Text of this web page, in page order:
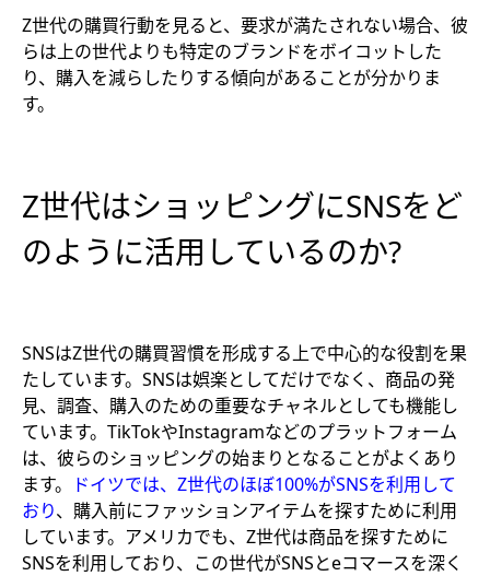
Z世代の購買行動を見ると、要求が満たされない場合、彼
らは上の世代よりも特定のブランドをボイコットした
り、購入を減らしたりする傾向があることが分かりま
す。
Z世代はショッピングにSNSをど
のように活用しているのか?
SNSはZ世代の購買習慣を形成する上で中心的な役割を果
たしています。SNSは娯楽としてだけでなく、商品の発
見、調査、購入のための重要なチャネルとしても機能し
ています。TikTokやInstagramなどのプラットフォーム
は、彼らのショッピングの始まりとなることがよくあり
ます。
ドイツでは、Z世代のほぼ100%がSNSを利用して
おり、購入前にファッションアイテムを探すために利用
しています。アメリカでも、Z世代は商品を探すために
SNSを利用しており、この世代がSNSとeコマースを深く